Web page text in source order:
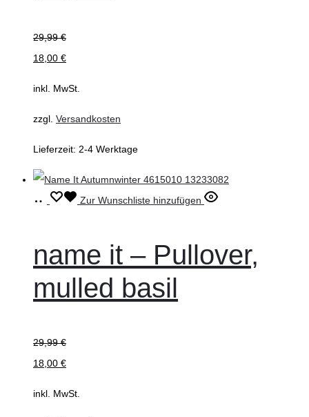
der
Produktseite
29,99€
18,00 €
inkl. MwSt.
zzgl. Versandkosten
Lieferzeit: 2-4 Werktage
Ausführung
Dieses
mehrere
Varianten
auf.
Optionen
können
Zur Wunschliste hinzufügen
name it – Pullover,
mulled basil
29,99€
18,00 €
inkl. MwSt.